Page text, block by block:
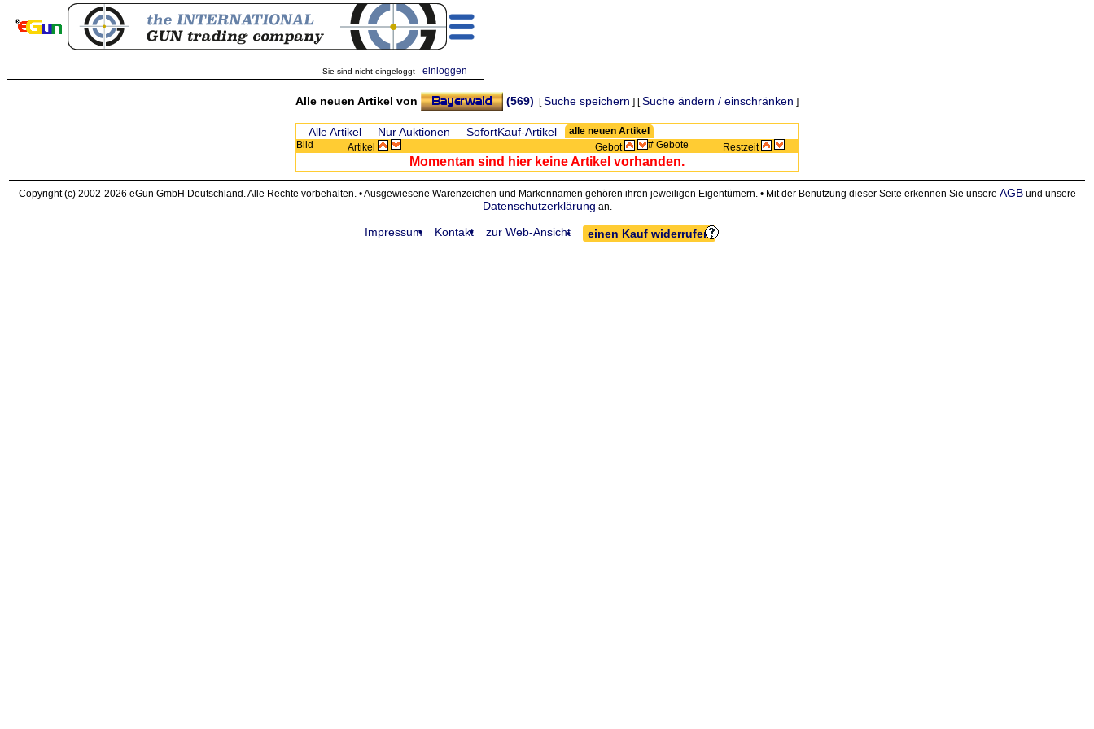
Sie sind nicht eingeloggt - einloggen
Alle neuen Artikel von (569) [Suche speichern ] [Suche ändern / einschränken ]
Alle Artikel Nur Auktionen SofortKauf-Artikel
alle neuen Artikel
Bild
Artikel Gebot # Gebote Restzeit
Momentan sind hier keine Artikel vorhanden.
Copyright (c) 2002-2026 eGun GmbH Deutschland. Alle Rechte vorbehalten. • Ausgewiesene Warenzeichen und Markennamen gehören ihren jeweiligen Eigentümern. • Mit der Benutzung dieser Seite erkennen Sie unsere AGBund unsere
Datenschutzerklärung an.
Impressum Kontakt zur Web-Ansicht einen Kauf widerrufen